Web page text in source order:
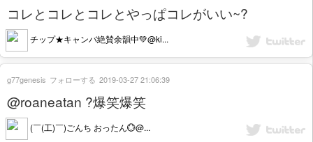
コレとコレとコレとやっぱコレがいい~?
チップ★キャンバ絶賛余韻中💚@ki...
@roaneatan ?爆笑爆笑
(￣(工)￣)ごんち おったん💮@...
g77genesis フォローする 2019-03-27 21:06:39